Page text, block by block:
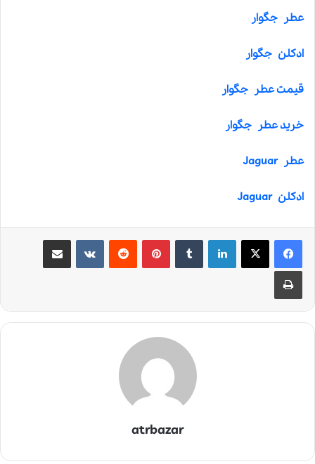
عطر جگوار
ادکلن جگوار
قیمت عطر جگوار
خرید عطر جگوار
عطر Jaguar
ادکلن Jaguar
لینکدین ‫پین‌ترست ‫رددیت
چاپ
atrbazar